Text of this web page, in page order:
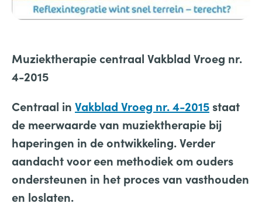
Muziektherapie centraal Vakblad Vroeg nr.
4-2015
Centraal in Vakblad Vroeg nr. 4-2015 staat
de meerwaarde van muziektherapie bij
haperingen in de ontwikkeling. Verder
aandacht vooreen methodiek om ouders
ondersteunen in het proces van vasthouden
en loslaten.